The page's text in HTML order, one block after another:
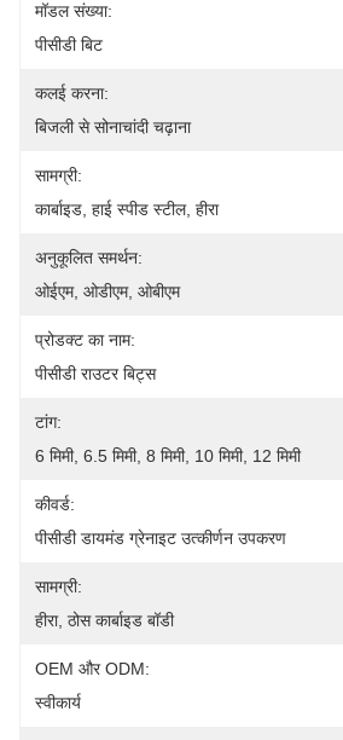
मॉडल संख्या:
पीसीडी बिट
कलई करना:
बिजली से सोनाचांदी चढ़ाना
सामग्री:
कार्बाइड, हाई स्पीड स्टील, हीरा
अनुकूलित समर्थन:
ओईएम, ओडीएम, ओबीएम
प्रोडक्ट का नाम:
पीसीडी राउटर बिट्स
टांग:
6 मिमी, 6.5 मिमी, 8 मिमी, 10 मिमी, 12 मिमी
कीवर्ड:
पीसीडी डायमंड ग्रेनाइट उत्कीर्णन उपकरण
सामग्री:
हीरा, ठोस कार्बाइड बॉडी
OEM और ODM:
स्वीकार्य